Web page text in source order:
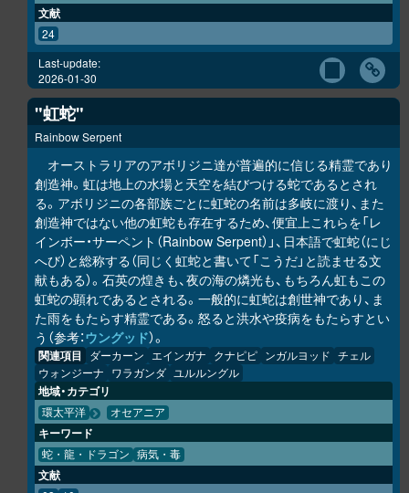
文献
24
Last-update:
2026-01-30
"虹蛇"
Rainbow Serpent
オーストラリアのアボリジニ達が普遍的に信じる精霊であり
創造神。虹は地上の水場と天空を結びつける蛇であるとされ
る。アボリジニの各部族ごとに虹蛇の名前は多岐に渡り、また
創造神ではない他の虹蛇も存在するため、便宜上これらを「レ
インボー・サーペント（Rainbow Serpent）」、日本語で虹蛇（にじ
へび）と総称する（同じく虹蛇と書いて「こうだ」と読ませる文
献もある）。石英の煌きも、夜の海の燐光も、もちろん虹もこの
虹蛇の顕れであるとされる。一般的に虹蛇は創世神であり、ま
た雨をもたらす精霊である。怒ると洪水や疫病をもたらすとい
う（参考：ウングッド）。
関連項目 ダーカーン エインガナ クナピピ ンガルヨッド チェル
ウォンジーナ ワラガンダ ユルルングル
地域・カテゴリ
環太平洋 オセアニア
キーワード
蛇・龍・ドラゴン 病気・毒
文献